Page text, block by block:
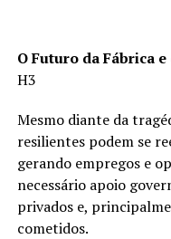
O Futuro da Fábrica
H3
Mesmo diante da
resilientes podem se
gerando empregos e
necessário apoio
privados e,
cometidos.